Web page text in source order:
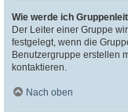
Wie werde ich
Der Leiter einer Gruppe
festgelegt, wenn die
Benutzergruppe erstellen
kontaktieren.
Nach oben